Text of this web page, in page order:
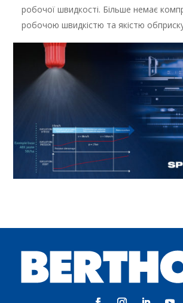
робочої швидкості. Більше немає
робочою швидкістю та якістю